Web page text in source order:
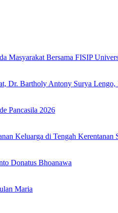
Masyarakat Bersama FISIP
Dr. Bartholy Antony Surya
Pancasila 2026
Keluarga di Tengah Kerentanan
Donatus Bhoanawa
Maria